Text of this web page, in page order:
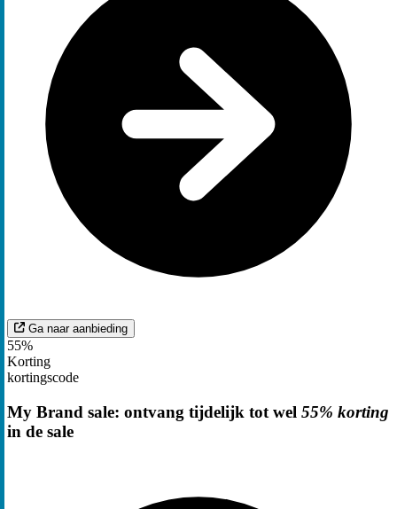
Ga naar aanbieding
55%
Korting
kortingscode
My Brand sale: ontvang tijdelijk tot wel 55% korting
in de sale